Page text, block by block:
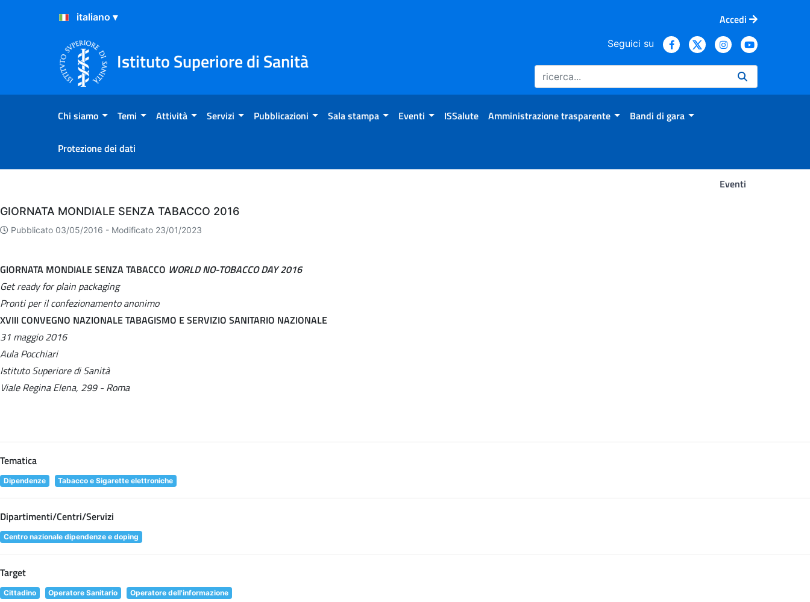
Salta al Contenuto
Salta al Footer
Accedi
Istituto Superiore di Sanità
Seguici su
Chi siamo Temi Attività Servizi Pubblicazioni Sala stampa Eventi ISSalute Amministrazione trasparente Bandi di gara
Protezione dei dati
Eventi
Eventi
GIORNATA MONDIALE SENZA TABACCO 2016
Pubblicato 03/05/2016 - Modificato 23/01/2023
GIORNATA MONDIALE SENZA TABACCO WORLD NO-TOBACCO DAY 2016
Get ready for plain packaging
Pronti per il confezionamento anonimo
XVIII CONVEGNO NAZIONALE TABAGISMO E SERVIZIO SANITARIO NAZIONALE
31 maggio 2016
Aula Pocchiari
Istituto Superiore di Sanità
Viale Regina Elena, 299 - Roma
Tematica
Dipendenze Tabacco e Sigarette elettroniche
Dipartimenti/Centri/Servizi
Centro nazionale dipendenze e doping
Target
Cittadino Operatore Sanitario Operatore dell'informazione